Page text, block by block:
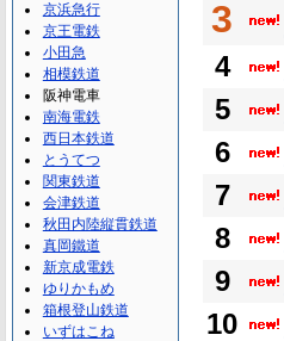
3
4
5
6
7
8
9
10
京浜急行
京王電鉄
小田急
相模鉄道
阪神電車
南海電鉄
西日本鉄道
とうてつ
関東鉄道
会津鉄道
秋田内陸縦貫鉄道
真岡鐵道
新京成電鉄
ゆりかもめ
箱根登山鉄道
いずはこね